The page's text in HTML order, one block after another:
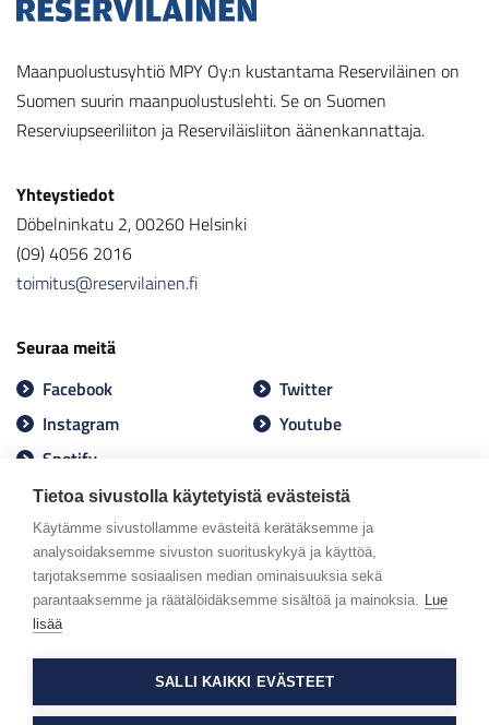
Tietoa sivustolla käytetyistä evästeistä
Käytämme sivustollamme evästeitä kerätäksemme ja
analysoidaksemme sivuston suorituskykyä ja käyttöä,
tarjotaksemme sosiaalisen median ominaisuuksia sekä
parantaaksemme ja räätälöidäksemme sisältöä ja mainoksia. Lue
lisää
SALLI KAIKKI EVÄSTEET
Maanpuolustusyhtiö MPY Oy:n kustantama Reserviläinen on
Suomen suurin maanpuolustuslehti. Se on Suomen
Reserviupseeriliiton ja Reserviläisliiton äänenkannattaja.
Yhteystiedot
Döbelninkatu 2, 00260 Helsinki
(09) 4056 2016
toimitus@reservilainen.fi
Seuraa meitä
Facebook
Twitter
Instagram
Youtube
Spotify